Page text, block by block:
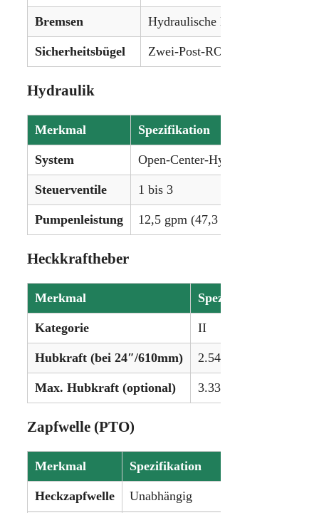
Bremsen Hydraulische
Sicherheitsbügel Zwei-Post-ROPS oder
Hydraulik
Merkmal Spezifikation
System Open-Center-Hydraulik
Steuerventile 1 bis 3
Pumpenleistung 12,5 gpm (47,3 lpm) (optional:
Heckkraftheber
Merkmal Spezifikation
Kategorie II
Hubkraft (bei 24″/610mm) 2.549 kg (5.620 lbs)
Max. Hubkraft (optional) 3.334 kg (7.351 lbs)
Zapfwelle (PTO)
Merkmal Spezifikation
Heckzapfwelle Unabhängig